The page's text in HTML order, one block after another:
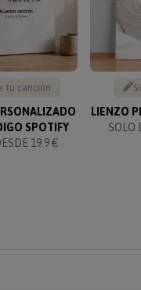
tu canción
SPOTIFY
19.9 €
LIENZO
SOLO